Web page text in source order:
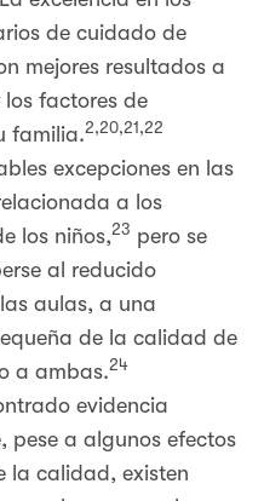
de cuidado de
mejores resultados a
factores de
familia.2,20,21,22
excepciones en las
a los
los niños,23 pero se
al reducido
aulas, a una
de la calidad de
a ambas.24
evidencia
pese a algunos efectos
la calidad, existen